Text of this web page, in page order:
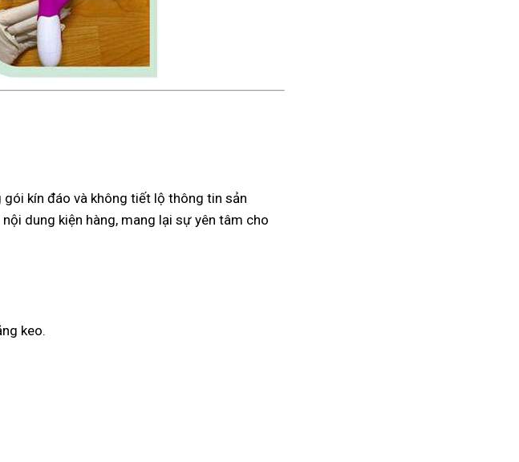
kín đáo và không tiết lộ thông tin sản
dung kiện hàng, mang lại sự yên tâm cho
keo.